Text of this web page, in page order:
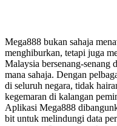
Mega888 bukan sahaja
menghiburkan, tetapi juga
Malaysia bersenang-senang
mana sahaja. Dengan
di seluruh negara, tidak
kegemaran di kalangan
Aplikasi Mega888
bit untuk melindungi data